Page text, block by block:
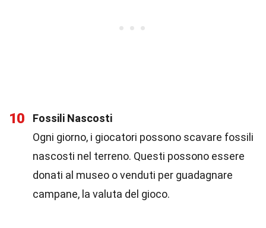
10
Fossili Nascosti
Ogni giorno, i giocatori possono scavare fossili
nascosti nel terreno. Questi possono essere
donati al museo o venduti per guadagnare
campane, la valuta del gioco.